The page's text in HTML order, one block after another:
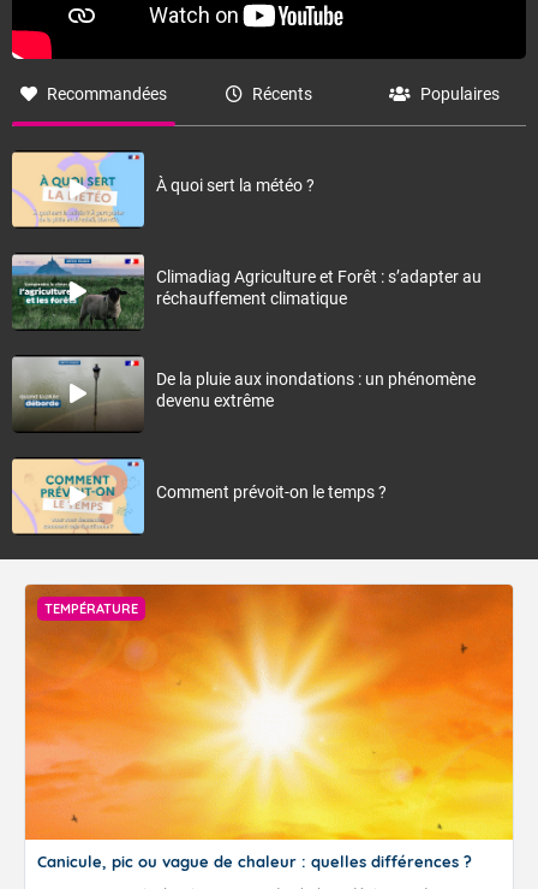
Recommandées Récents Populaires
À quoi sert la météo ?
Climadiag Agriculture et Forêt : s’adapter au
réchauffement climatique
De la pluie aux inondations : un phénomène
devenu extrême
Comment prévoit-on le temps ?
TEMPÉRATURE
Canicule, pic ou vague de chaleur : quelles différences ?